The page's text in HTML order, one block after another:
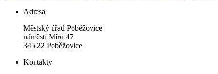
Adresa
Městský úřad Poběžovice
náměstí Míru 47
345 22 Poběžovice
Kontakty